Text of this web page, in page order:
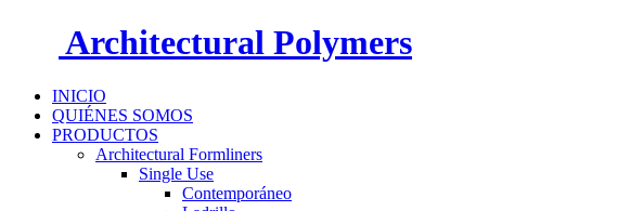
Architectural Polymers
INICIO
QUIÉNES SOMOS
PRODUCTOS
Architectural Formliners
Single Use
Contemporáneo